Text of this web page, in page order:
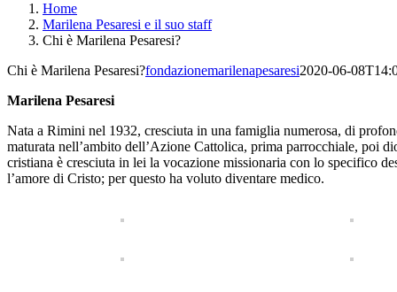
Home
Marilena Pesaresi e il suo staff
Chi è Marilena Pesaresi?
Chi è Marilena Pesaresi?fondazionemarilenapesaresi2020-06-
Marilena Pesaresi
Nata a Rimini nel 1932, cresciuta in una famiglia numerosa, di
maturata nell’ambito dell’Azione Cattolica, prima parrocchiale, poi
cristiana è cresciuta in lei la vocazione missionaria con lo specifico
l’amore di Cristo; per questo ha voluto diventare medico.